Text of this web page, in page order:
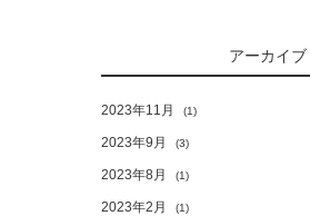
アーカイブ
2023年11月 (1)
2023年9月 (3)
2023年8月 (1)
2023年2月 (1)